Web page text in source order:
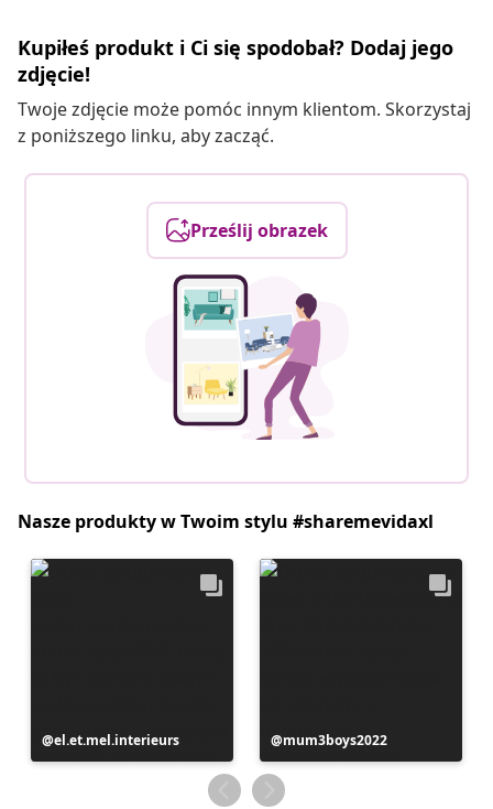
Kupiłeś produkt i Ci się spodobał? Dodaj jego
zdjęcie!
Twoje zdjęcie może pomóc innym klientom. Skorzystaj
z poniższego linku, aby zacząć.
Prześlij obrazek
Nasze produkty w Twoim stylu #sharemevidaxl
Post
opublikowany
el.et.mel.interieurs
Post
opublikowany
przez
mum3boys2022